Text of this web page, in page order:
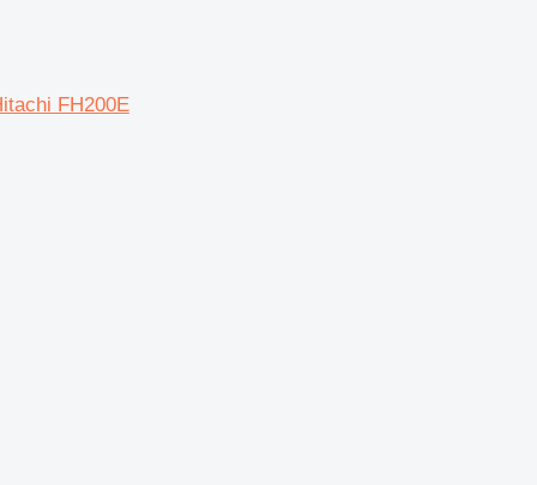
FH200E